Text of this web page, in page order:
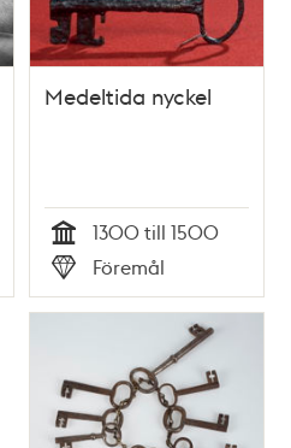
Medeltida nyckel
Tid
1300 till 1500
Typ
Föremål